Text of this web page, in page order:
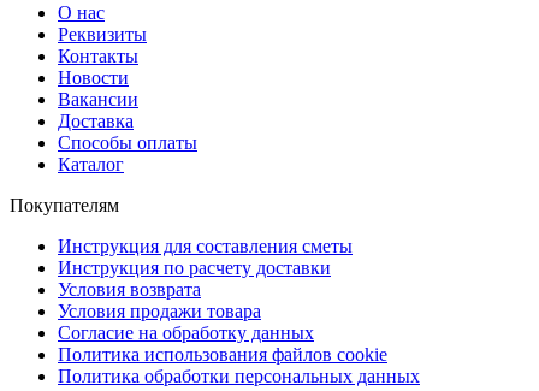
О нас
Реквизиты
Контакты
Новости
Вакансии
Доставка
Способы оплаты
Каталог
Покупателям
Инструкция для составления сметы
Инструкция по расчету доставки
Условия возврата
Условия продажи товара
Согласие на обработку данных
Политика использования файлов cookie
Политика обработки персональных данных